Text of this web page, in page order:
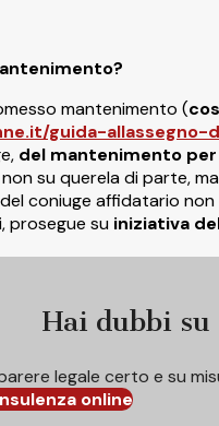
mantenimento (
guida-
del mantenimento
su querela di parte, ma
coniuge affidatario
prosegue su iniziativa
Hai dubbi
legale certo e su
online